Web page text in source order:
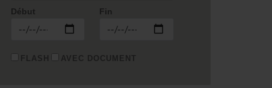
Début Fin
FLASH AVEC DOCUMENT